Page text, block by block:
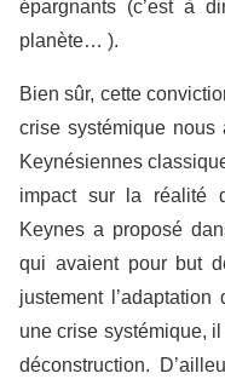
épargnants (c’est à
planète… ).
Bien sûr, cette
crise systémique
Keynésiennes
impact sur la réalité
Keynes a proposé
qui avaient pour but
justement
une crise systémique,
déconstruction.